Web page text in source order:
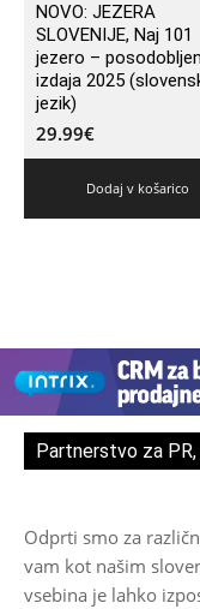
NOVO: JEZERA
SLOVENIJE, Naj 101
jezero –
izdaja 2025
jezik)
29.99€
Dodaj v košarico
Partnerstvo za
Odprti smo za
vam kot našim
vsebina je lahko